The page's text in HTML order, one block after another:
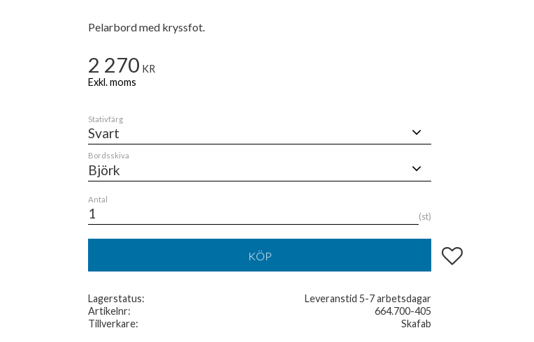
Pelarbord med kryssfot.
2 270 KR
Stativfärg
Bordsskiva
Antal
st
KÖP Lägg till i favoriter
Lagerstatus
Leveranstid 5-7 arbetsdagar
Artikelnr
664.700-405
Tillverkare
Skafab